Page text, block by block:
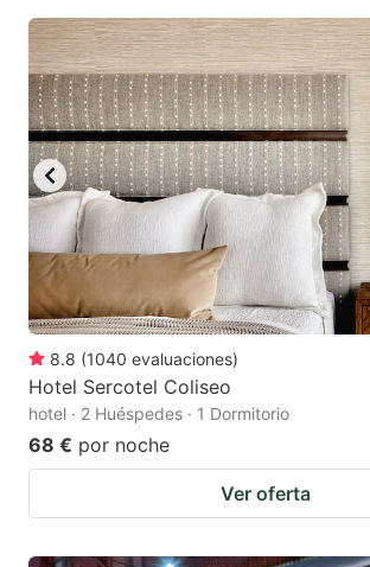
8.8 (1040 evaluaciones)
Hotel Sercotel Coliseo
hotel · 2 Huéspedes · 1 Dormitorio
68 € por noche
Ver oferta